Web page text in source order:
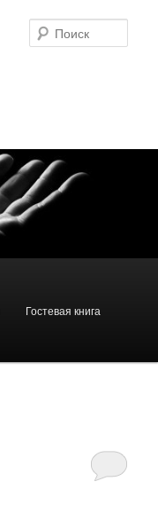
Гостевая книга